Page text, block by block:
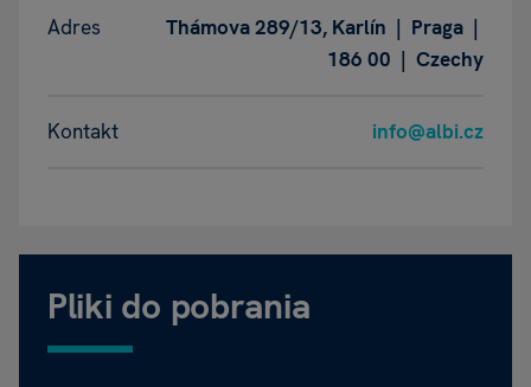
Adres
Thámova 289/13, Karlín | Praga |
186 00 | Czechy
Kontakt info@albi.cz
Pliki do pobrania